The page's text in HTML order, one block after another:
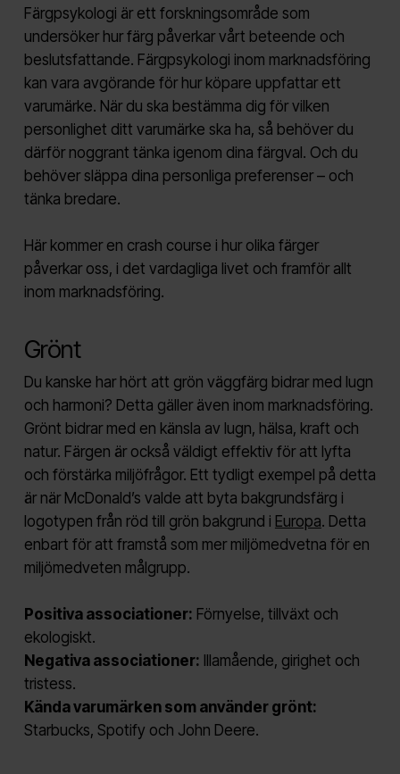
Färgpsykologi är ett forskningsområde som
undersöker hur färg påverkar vårt beteende och
beslutsfattande. Färgpsykologi inom marknadsföring
kan vara avgörande för hur köpare uppfattar ett
varumärke. När du ska bestämma dig för vilken
personlighet ditt varumärke ska ha, så behöver du
därför noggrant tänka igenom dina färgval. Och du
behöver släppa dina personliga preferenser – och
tänka bredare.
Här kommer en crash course i hur olika färger
påverkar oss, i det vardagliga livet och framför allt
inom marknadsföring.
Grönt
Du kanske har hört att grön väggfärg bidrar med lugn
och harmoni? Detta gäller även inom marknadsföring.
Grönt bidrar med en känsla av lugn, hälsa, kraft och
natur. Färgen är också väldigt effektiv för att lyfta
och förstärka miljöfrågor. Ett tydligt exempel på detta
är när McDonald’s valde att byta bakgrundsfärg i
logotypen från röd till grön bakgrund i Europa. Detta
enbart för att framstå som mer miljömedvetna för en
miljömedveten målgrupp.
Positiva associationer: Förnyelse, tillväxt och
ekologiskt.
Negativa associationer: Illamående, girighet och
tristess.
Kända varumärken som använder grönt:
Starbucks, Spotify och John Deere.